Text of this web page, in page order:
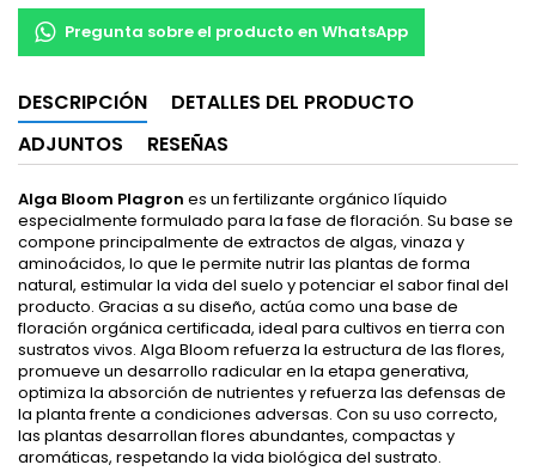
Pregunta sobre el producto en WhatsApp
DESCRIPCIÓN
DETALLES DEL PRODUCTO
ADJUNTOS
RESEÑAS
Alga Bloom Plagron es un fertilizante orgánico líquido
especialmente formulado para la fase de floración. Su base se
compone principalmente de extractos de algas, vinaza y
aminoácidos, lo que le permite nutrir las plantas de forma
natural, estimular la vida del suelo y potenciar el sabor final del
producto. Gracias a su diseño, actúa como una base de
floración orgánica certificada, ideal para cultivos en tierra con
sustratos vivos. Alga Bloom refuerza la estructura de las flores,
promueve un desarrollo radicular en la etapa generativa,
optimiza la absorción de nutrientes y refuerza las defensas de
la planta frente a condiciones adversas. Con su uso correcto,
las plantas desarrollan flores abundantes, compactas y
aromáticas, respetando la vida biológica del sustrato.